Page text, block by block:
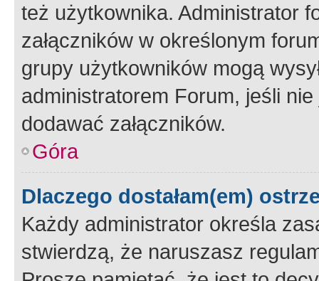
też użytkownika. Administrator
załączników w określonym
grupy użytkowników mogą
administratorem Forum, jeśli
dodawać załączników.
Góra
Dlaczego dostałam(em)
Każdy administrator określa
stwierdzą, że naruszasz